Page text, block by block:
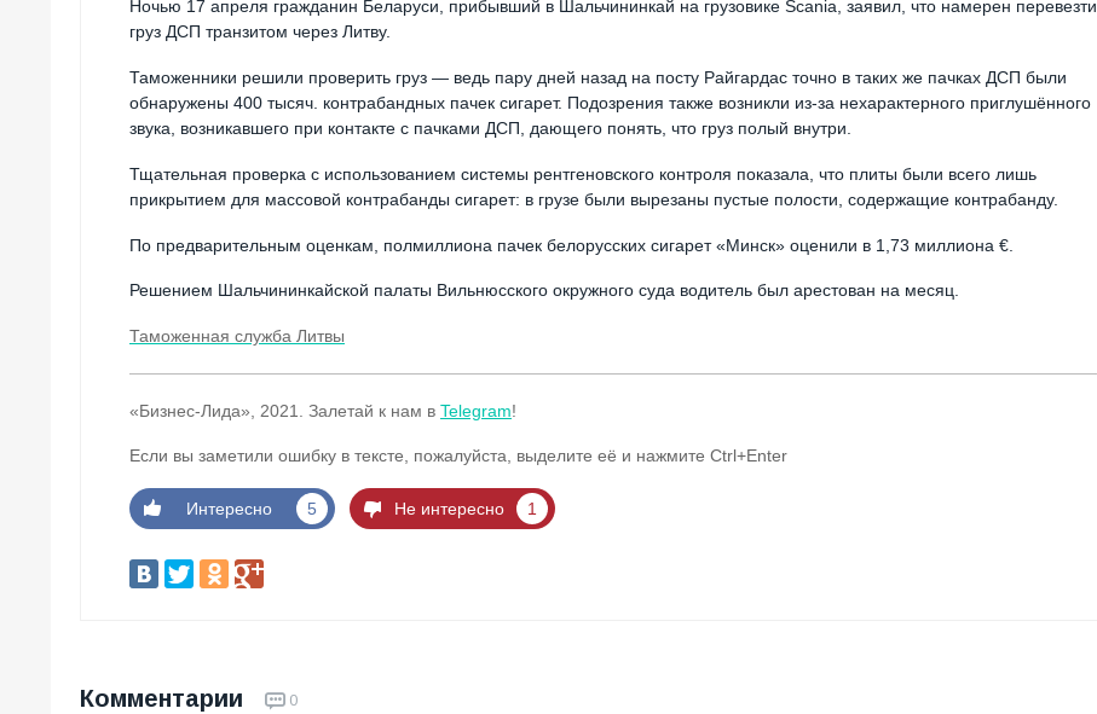
Ночью 17 апреля гражданин Беларуси, прибывший в Шальчининкай на грузовике Scania, заявил, что намерен перевезти
груз ДСП транзитом через Литву.
Таможенники решили проверить груз — ведь пару дней назад на посту Райгардас точно в таких же пачках ДСП были
обнаружены 400 тысяч. контрабандных пачек сигарет. Подозрения также возникли из-за нехарактерного приглушённого
звука, возникавшего при контакте с пачками ДСП, дающего понять, что груз полый внутри.
Тщательная проверка с использованием системы рентгеновского контроля показала, что плиты были всего лишь
прикрытием для массовой контрабанды сигарет: в грузе были вырезаны пустые полости, содержащие контрабанду.
По предварительным оценкам, полмиллиона пачек белорусских сигарет «Минск» оценили в 1,73 миллиона €.
Решением Шальчининкайской палаты Вильнюсского окружного суда водитель был арестован на месяц.
Таможенная служба Литвы
«Бизнес-Лида», 2021. Залетай к нам в Telegram!
Если вы заметили ошибку в тексте, пожалуйста, выделите её и нажмите Ctrl+Enter
Интересно 5 Не интересно 1
Комментарии 0